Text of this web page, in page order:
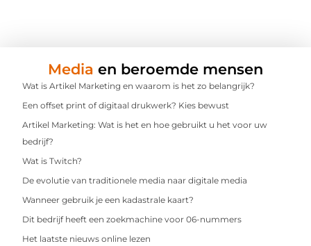
Media en beroemde mensen
Wat is Artikel Marketing en waarom is het zo belangrijk?
Een offset print of digitaal drukwerk? Kies bewust
Artikel Marketing: Wat is het en hoe gebruikt u het voor uw
bedrijf?
Wat is Twitch?
De evolutie van traditionele media naar digitale media
Wanneer gebruik je een kadastrale kaart?
Dit bedrijf heeft een zoekmachine voor 06-nummers
Het laatste nieuws online lezen